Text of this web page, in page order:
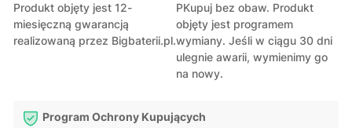
Produkt objęty jest 12-
miesięczną gwarancją
realizowaną przez Bigbaterii.pl.
PKupuj bez obaw. Produkt
objęty jest programem
wymiany. Jeśli w ciągu 30 dni
ulegnie awarii, wymienimy go
na nowy.
Program Ochrony Kupujących